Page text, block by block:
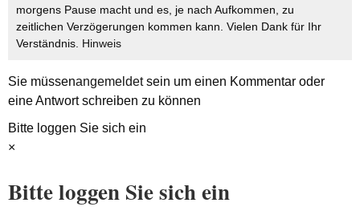
morgens Pause macht und es, je nach Aufkommen, zu
zeitlichen Verzögerungen kommen kann. Vielen Dank für Ihr
Verständnis. Hinweis
Sie müssenangemeldetsein um einen Kommentar oder
eine Antwort schreiben zu können
Bitte loggen Sie sich ein
×
Bitte loggen Sie sich ein